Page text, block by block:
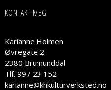
KONTAKT MEG
Karianne Holmen
Øvregate 2
2380 Brumunddal
Tlf. 997 23 152
karianne@khkulturverksted.no